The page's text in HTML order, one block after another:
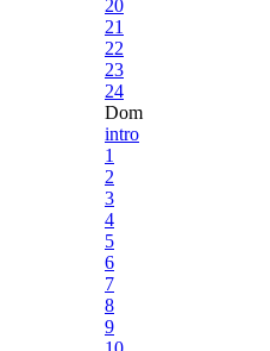
20
21
22
23
24
Dom
intro
1
2
3
4
5
6
7
8
9